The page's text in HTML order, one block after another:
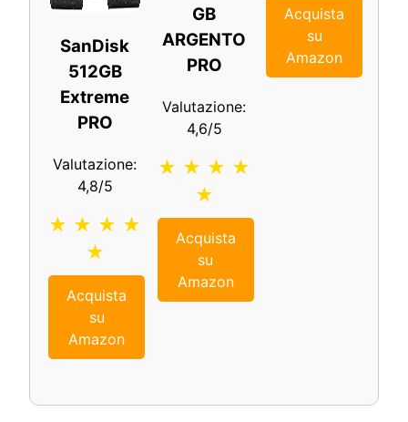
SanDisk
512GB
Extreme
PRO
Valutazione:
4,8/5
★ ★ ★ ★
★
Acquista
su
Amazon
GB
ARGENTO
PRO
Valutazione:
4,6/5
★ ★ ★ ★
★
Acquista
su
Amazon
Acquista
su
Amazon